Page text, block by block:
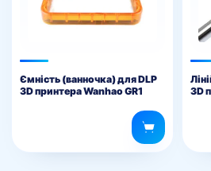
Ємність (ванночка) для DLP
3D принтера Wanhao GR1
3D